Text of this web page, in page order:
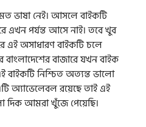
ভাষা নেই। আসলে বাইকটি
এখন পর্যন্ত আসে নাই। তবে খুব
এই অসাধারণ বাইকটি চলে
বাজারে যখন বাইক
নিশ্চিত অত্যন্ত ভালো
অ্যাভেলেবল রয়েছে তাই এই
দিক আমরা খুঁজে পেয়েছি।